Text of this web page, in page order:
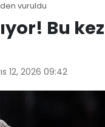
vuruldu
Bu kez
12, 2026 09:42